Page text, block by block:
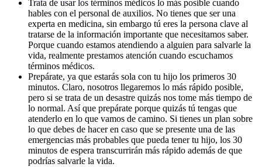
Trata de usar los términos médicos lo más posible cuando
hables con el personal de auxilios. No tienes que ser una
experta en medicina, sin embargo tú eres la persona clave al
tratarse de la información importante que necesitamos saber.
Porque cuando estamos atendiendo a alguien para salvarle la
vida, realmente prestamos atención cuando escuchamos
términos médicos.
Prepárate, ya que estarás sola con tu hijo los primeros 30
minutos. Claro, nosotros llegaremos lo más rápido posible,
pero si se trata de un desastre quizás nos tome más tiempo de
lo normal. Así que prepárate porque quizás tú tengas que
atenderlo en lo que vamos de camino. Si tienes un plan sobre
lo que debes de hacer en caso que se presente una de las
emergencias más probables que pueda tener tu hijo, los 30
minutos de espera transcurrirán más rápido además de que
podrías salvarle la vida.